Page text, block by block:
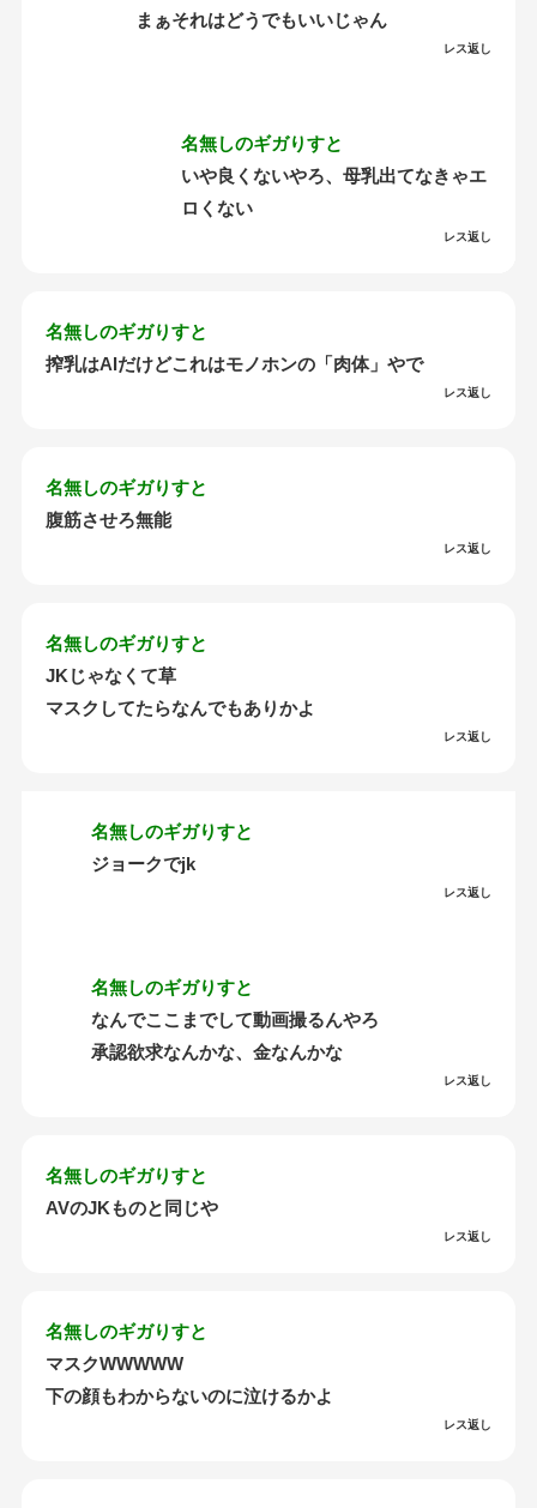
まぁそれはどうでもいいじゃん
レス返し
名無しのギガりすと
いや良くないやろ、母乳出てなきゃエ
ロくない
レス返し
名無しのギガりすと
搾乳はAIだけどこれはモノホンの「肉体」やで
レス返し
名無しのギガりすと
腹筋させろ無能
レス返し
名無しのギガりすと
JKじゃなくて草
マスクしてたらなんでもありかよ
レス返し
名無しのギガりすと
ジョークでjk
レス返し
名無しのギガりすと
なんでここまでして動画撮るんやろ
承認欲求なんかな、金なんかな
レス返し
名無しのギガりすと
AVのJKものと同じや
レス返し
名無しのギガりすと
マスクWWWWW
下の顔もわからないのに泣けるかよ
レス返し